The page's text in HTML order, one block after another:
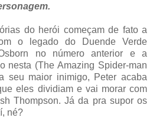
do herói começam de fato a
o legado do Duende Verde
no número anterior e a
nesta (The Amazing Spider-man
seu maior inimigo, Peter acaba
eles dividiam e vai morar com
Thompson. Já da pra supor os
né?